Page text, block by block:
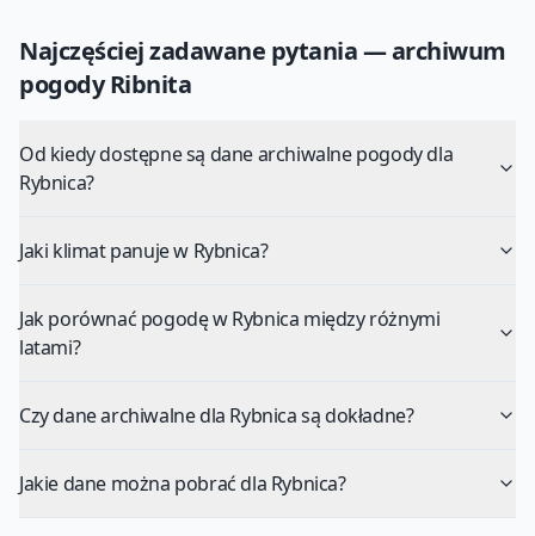
Najczęściej zadawane pytania — archiwum
pogodyRibnita
Od kiedy dostępne są dane archiwalne pogody dla
Rybnica?
Jaki klimat panuje w Rybnica?
Jak porównać pogodę w Rybnica między różnymi
latami?
Czy dane archiwalne dla Rybnica są dokładne?
Jakie dane można pobrać dla Rybnica?